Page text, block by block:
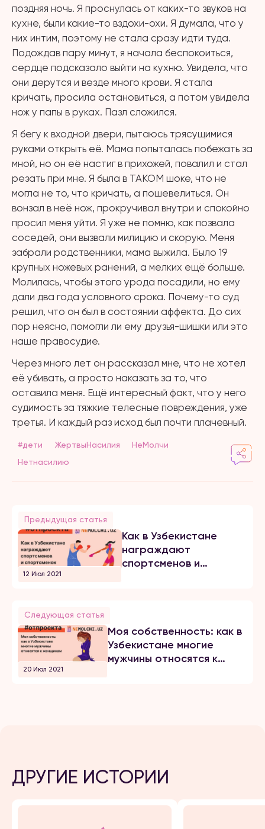
поздняя ночь. Я проснулась от каких-то звуков на
кухне, были какие-то вздохи-охи. Я думала, что у
них интим, поэтому не стала сразу идти туда.
Подождав пару минут, я начала беспокоиться,
сердце подсказало выйти на кухню. Увидела, что
они дерутся и везде много крови. Я стала
кричать, просила остановиться, а потом увидела
нож у папы в руках. Пазл сложился.
Я бегу к входной двери, пытаюсь трясущимися
руками открыть её. Мама попыталась побежать за
мной, но он её настиг в прихожей, повалил и стал
резать при мне. Я была в ТАКОМ шоке, что не
могла не то, что кричать, а пошевелиться. Он
вонзал в неё нож, прокручивал внутри и спокойно
просил меня уйти. Я уже не помню, как позвала
соседей, они вызвали милицию и скорую. Меня
забрали родственники, мама выжила. Было 19
крупных ножевых ранений, а мелких ещё больше.
Молилась, чтобы этого урода посадили, но ему
дали два года условного срока. Почему-то суд
решил, что он был в состоянии аффекта. До сих
пор неясно, помогли ли ему друзья-шишки или это
наше правосудие.
Через много лет он рассказал мне, что не хотел
её убивать, а просто наказать за то, что
оставила меня. Ещё интересный факт, что у него
судимость за тяжкие телесные повреждения, уже
третья. И каждый раз исход был почти плачевный.
#дети ЖертвыНасилия
НеМолчи
Нетнасилию
Предыдущая статья
12 Июл 2021
Как в Узбекистане
награждают
спортсменов и
Следующая статья
20 Июл 2021
Моя собственность: как в
Узбекистане многие
мужчины относятся к
ДРУГИЕ ИСТОРИИ